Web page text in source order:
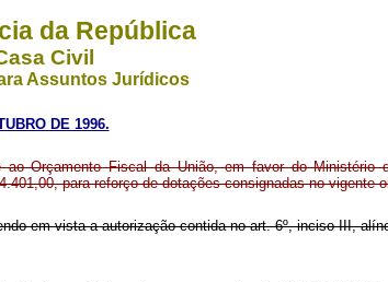
da República
Civil
Assuntos Jurídicos
DE 1996.
ao Orçamento Fiscal da União, em favor do Ministério
para reforço de dotações consignadas no vigente
em vista a autorização contida no art. 6º, inciso III,